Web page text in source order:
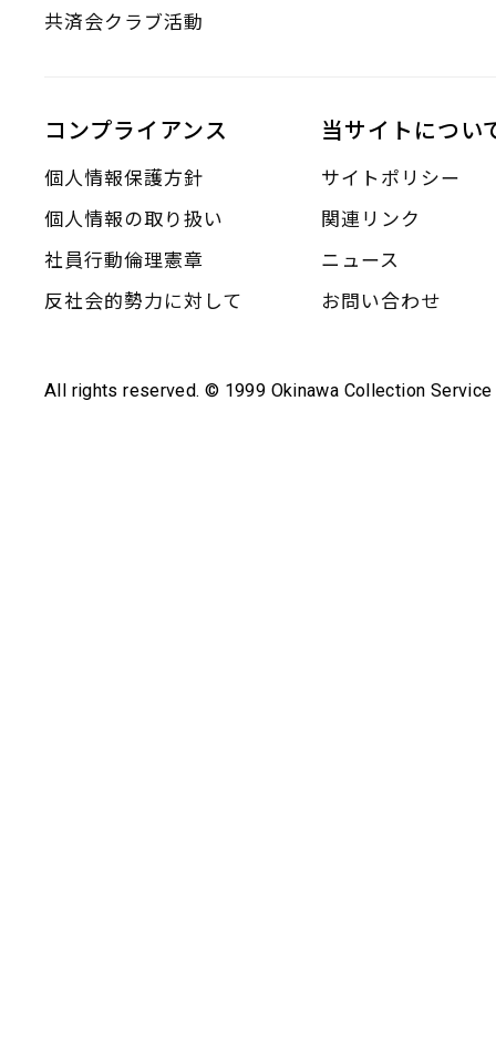
共済会クラブ活動
コンプライアンス
個人情報保護方針
個人情報の取り扱い
社員行動倫理憲章
反社会的勢力に対して
当サイトについ
サイトポリシー
関連リンク
ニュース
お問い合わせ
All rights reserved. © 1999 Okinawa Collection Service